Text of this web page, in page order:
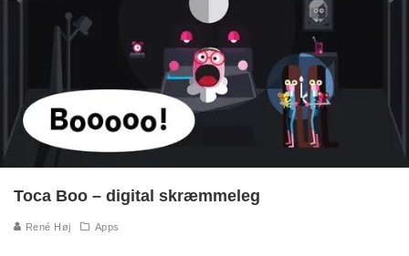
Toca Boo – digital skræmmeleg
René Høj Apps